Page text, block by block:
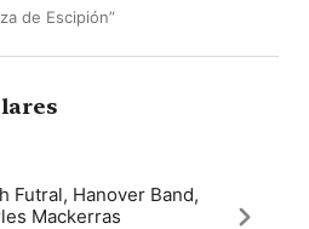
de Escipión”
Futral, Hanover Band,
Mackerras